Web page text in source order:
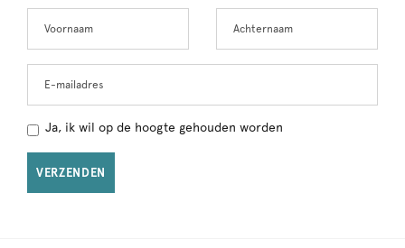
this
Ja, ik wil op de hoogte gehouden worden
VERZENDEN